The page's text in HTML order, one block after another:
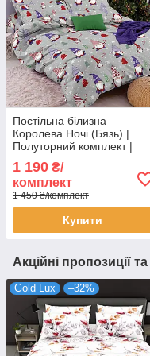
Постільна білизна
Королева Ночі (Бязь) |
Полуторний комплект |
сірому
1 190 ₴/
комплект
1 450 ₴/комплект
Купити
Акційні пропозиції
Gold Lux –32%